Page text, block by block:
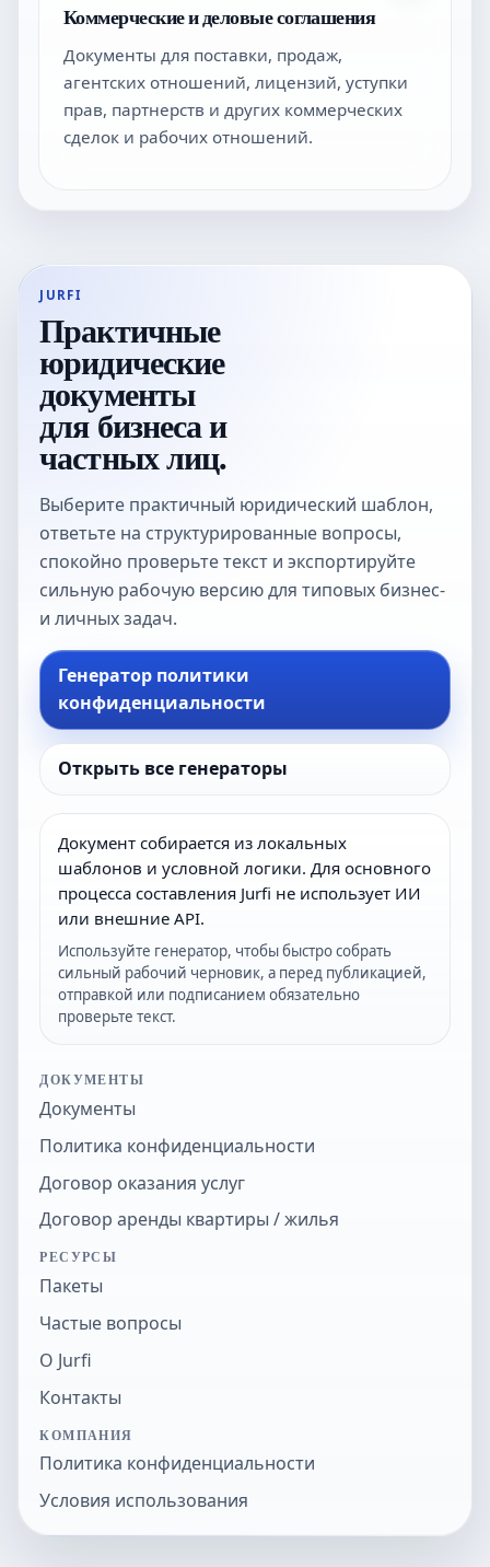
Коммерческие и деловые соглашения
Документы для поставки, продаж,
агентских отношений, лицензий, уступки
прав, партнерств и других коммерческих
сделок и рабочих отношений.
JURFI
Практичные
юридические
документы
для бизнеса и
частных лиц.
Выберите практичный юридический шаблон,
ответьте на структурированные вопросы,
спокойно проверьте текст и экспортируйте
сильную рабочую версию для типовых бизнес-
и личных задач.
Генератор политики
конфиденциальности
Открыть все генераторы
Документ собирается из локальных
шаблонов и условной логики. Для основного
процесса составления Jurfi не использует ИИ
или внешние API.
Используйте генератор, чтобы быстро собрать
сильный рабочий черновик, а перед публикацией,
отправкой или подписанием обязательно
проверьте текст.
ДОКУМЕНТЫ
Документы
Политика конфиденциальности
Договор оказания услуг
Договор аренды квартиры / жилья
РЕСУРСЫ
Пакеты
Частые вопросы
О Jurfi
Контакты
КОМПАНИЯ
Политика конфиденциальности
Условия использования